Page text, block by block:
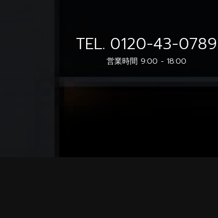
TEL. 0120-43-0789
営業時間 9:00 - 18:00